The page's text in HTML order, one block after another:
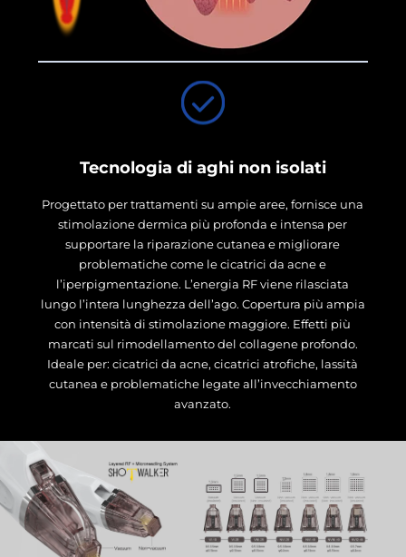
Tecnologia di aghi non isolati
Progettato per trattamenti su ampie aree, fornisce una
stimolazione dermica più profonda e intensa per
supportare la riparazione cutanea e migliorare
problematiche come le cicatrici da acne e
l’iperpigmentazione. L’energia RF viene rilasciata
lungo l’intera lunghezza dell’ago. Copertura più ampia
con intensità di stimolazione maggiore. Effetti più
marcati sul rimodellamento del collagene profondo.
Ideale per: cicatrici da acne, cicatrici atrofiche, lassità
cutanea e problematiche legate all’invecchiamento
avanzato.